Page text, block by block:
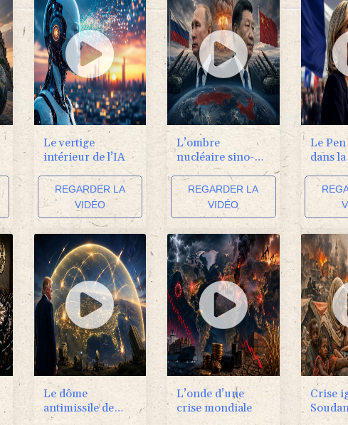
Le vertige
intérieur de l’IA
REGARDER LA
VIDÉO
L’ombre
nucléaire sino-
russe
REGARDER LA
VIDÉO
Le
dans
Le dôme
antimissile de
L’onde d’une
crise mondiale
Crise